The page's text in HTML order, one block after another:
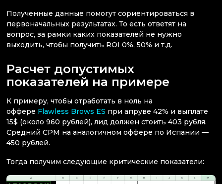
Полученные данные помогут сориентироваться в
первоначальных результатах. То есть ответят на
вопрос, за рамки каких показателей не нужно
выходить, чтобы получить ROI 0%, 50% и т.д.
Расчет допустимых
показателей на примере
К примеру, чтобы отработать в ноль на
оффере Flawless Brows ES при апруве 42% и выплате
15$ (около 960 рублей), лид должен стоить 403 рубля.
Средний CPM на аналогичном оффере по Испании —
450 рублей.
Тогда получим следующие критические показатели: